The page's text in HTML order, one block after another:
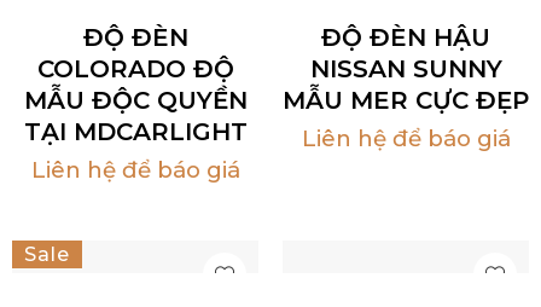
ĐỘ ĐÈN
COLORADO ĐỘ
MẪU ĐỘC QUYỀN
TẠI MDCARLIGHT
Liên hệ để báo giá
ĐỘ ĐÈN HẬU
NISSAN SUNNY
MẪU MER CỰC ĐẸP
Liên hệ để báo giá
Sale